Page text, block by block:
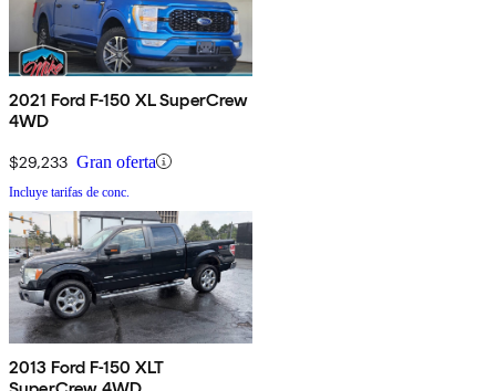
2021 Ford F-150 XL SuperCrew
4WD
$29,233 Gran oferta
Incluye tarifas de conc.
2013 Ford F-150 XLT